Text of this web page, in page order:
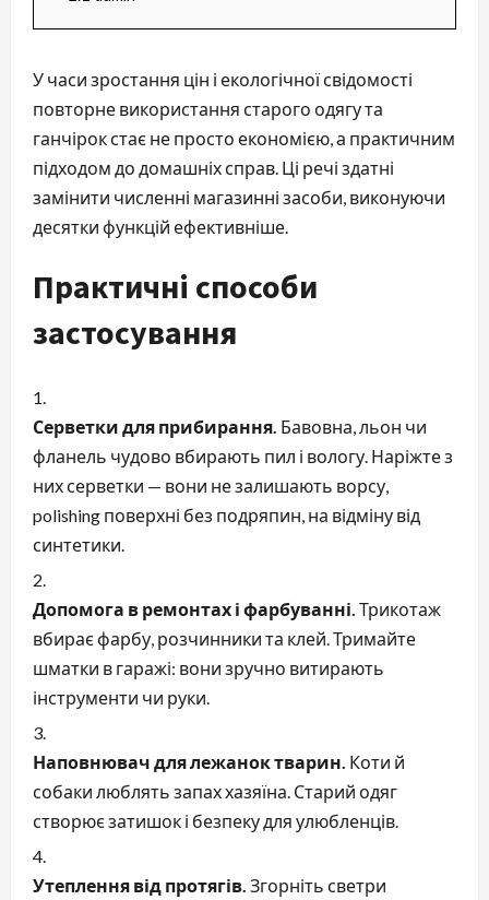
У часи зростання цін і екологічної свідомості
повторне використання старого одягу та
ганчірок стає не просто економією, а практичним
підходом до домашніх справ. Ці речі здатні
замінити численні магазинні засоби, виконуючи
десятки функцій ефективніше.
Практичні способи
застосування
Серветки для прибирання. Бавовна, льон чи
фланель чудово вбирають пил і вологу. Наріжте з
них серветки — вони не залишають ворсу,
polishing поверхні без подряпин, на відміну від
синтетики.
Допомога в ремонтах і фарбуванні. Трикотаж
вбирає фарбу, розчинники та клей. Тримайте
шматки в гаражі: вони зручно витирають
інструменти чи руки.
Наповнювач для лежанок тварин. Коти й
собаки люблять запах хазяїна. Старий одяг
створює затишок і безпеку для улюбленців.
Утеплення від протягів. Згорніть светри